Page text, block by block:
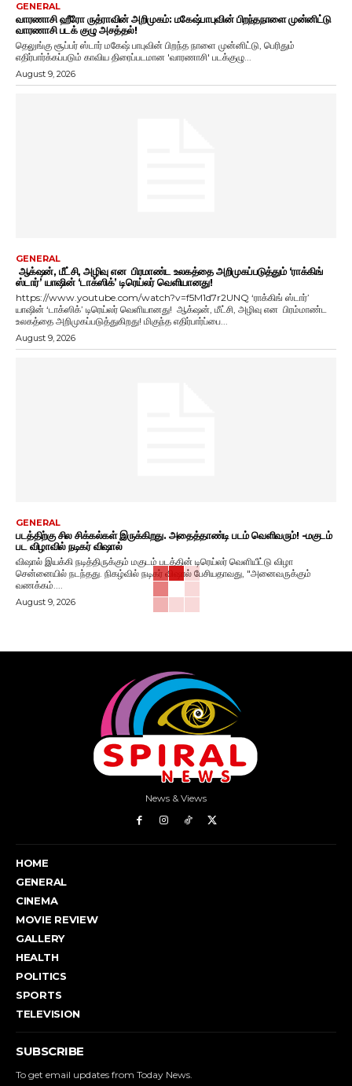
GENERAL
வாரணாசி ஹீரோ ருத்ராவின் அறிமுகம்: மகேஷ்பாபுவின் பிறந்தநாளை முன்னிட்டு
வாரணாசி படக் குழு அசத்தல்!
தெலுங்கு சூப்பர் ஸ்டார் மகேஷ் பாபுவின் பிறந்த நாளை முன்னிட்டு, பெரிதும்
எதிர்பார்க்கப்படும் காவிய திரைப்படமான 'வாரணாசி' படக்குழு...
August 9, 2026
GENERAL
ஆக்‌ஷன், மீட்சி, அழிவு என பிரமாண்ட உலகத்தை அறிமுகப்படுத்தும் ‘ராக்கிங்
ஸ்டார்’ யாஷின் ‘டாக்ஸிக்’ டிரெய்லர் வெளியானது!
https://www.youtube.com/watch?v=f5M1d7r2UNQ ‘ராக்கிங் ஸ்டார்’
யாஷின் ‘டாக்ஸிக்’ டிரெய்லர் வெளியானது! ஆக்‌ஷன், மீட்சி, அழிவு என பிரம்மாண்ட
உலகத்தை அறிமுகப்படுத்துகிறது! மிகுந்த எதிர்பார்ப்பை...
August 9, 2026
GENERAL
படத்திற்கு சில சிக்கல்கள் இருக்கிறது. அதைத்தாண்டி படம் வெளிவரும்! -மகுடம்
பட விழாவில் நடிகர் விஷால்
விஷால் இயக்கி நடித்திருக்கும் மகுடம் படத்தின் டிரெய்லர் வெளியீட்டு விழா
சென்னையில் நடந்தது. நிகழ்வில் நடிகர் விஷால் பேசியதாவது, "அனைவருக்கும்
வணக்கம்....
August 9, 2026
News & Views
HOME
GENERAL
CINEMA
MOVIE REVIEW
GALLERY
HEALTH
POLITICS
SPORTS
TELEVISION
SUBSCRIBE
To get email updates from Today News.